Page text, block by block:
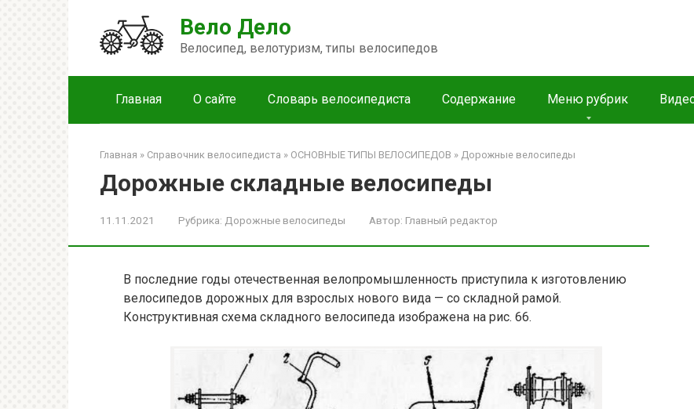
Вело Дело
Велосипед, велотуризм, типы велосипедов
Главная О сайте Словарь велосипедиста Содержание Меню рубрик
Главная » Справочник велосипедиста » ОСНОВНЫЕ ТИПЫ ВЕЛОСИПЕДОВ » Дорожные велосипеды
Дорожные складные велосипеды
11.11.2021 Рубрика: Дорожные велосипеды Автор: Главный редактор
В последние годы отечественная велопромышленность приступила к изготовлению
велосипедов дорожных для взрослых нового вида — со складной рамой.
Конструктивная схема складного велосипеда изображена на рис. 66.